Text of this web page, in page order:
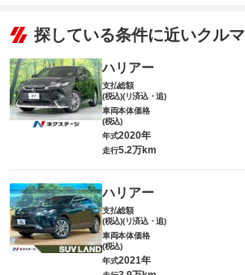
探している条件に近いクルマ
ハリアー
支払総額
(税込)(リ済込・追)
車両本体価格
(税込)
年式2020年
走行5.2万km
ハリアー
支払総額
(税込)(リ済込・追)
車両本体価格
(税込)
年式2021年